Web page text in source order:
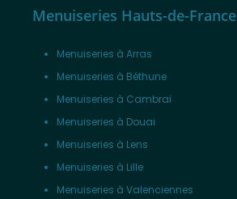
Menuiseries Hauts-de-France
Menuiseries à Arras
Menuiseries à Béthune
Menuiseries à Cambrai
Menuiseries à Douai
Menuiseries à Lens
Menuiseries à Lille
Menuiseries à Valenciennes